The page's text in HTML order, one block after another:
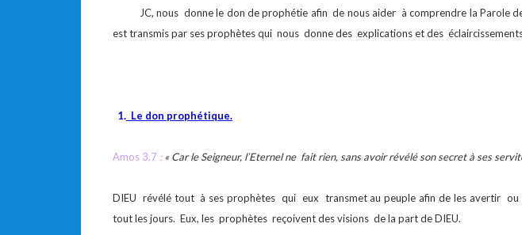
JC, nous donne le don de prophétie afin de nous aider à comprendre la Parole
est transmis par ses prophètes qui nous donne des explications et des
1. Le don prophétique.
Amos 3.7 :« Car le Seigneur, l’Eternel ne fait rien, sans avoir révélé son secret à ses
DIEU révélé tout à ses prophètes qui eux transmet au peuple afin de les avertir ou
tout les jours. Eux, les prophètes reçoivent des visions de la part de DIEU.